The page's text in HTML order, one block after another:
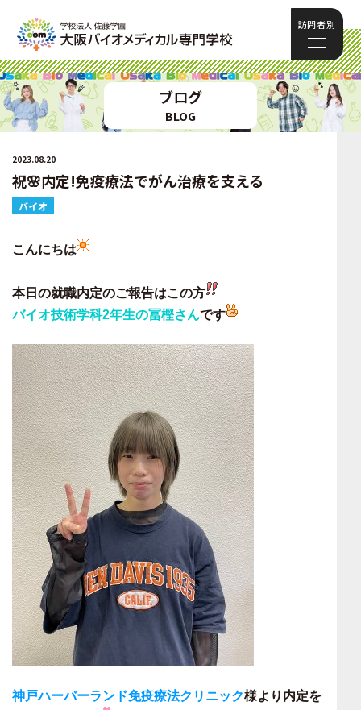
訪問者別
ブログ
BLOG
2023.08.20
祝🌸内定!免疫療法でがん治療を支える
バイオ
こんにちは
本日の就職内定のご報告はこの方
バイオ技術学科2年生の冨樫さんです
神戸ハーバーランド免疫療法クリニック様より 内定を